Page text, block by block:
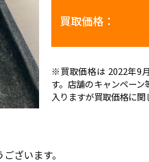
買取価格：
※買取価格は 2022年9
す。店舗のキャンペー
入りますが買取価格に
ざいます。